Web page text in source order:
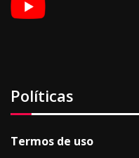
Políticas
Termos de uso